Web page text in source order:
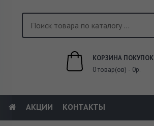
КОРЗИНА ПОКУПОК
0 товар(ов) - 0р.
АКЦИИ КОНТАКТЫ